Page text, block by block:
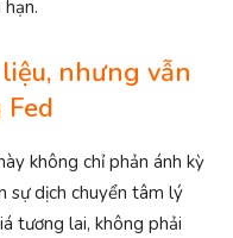
nhưng vẫn
không chỉ phản ánh kỳ
sự dịch chuyển tâm lý
tương lai, không phải